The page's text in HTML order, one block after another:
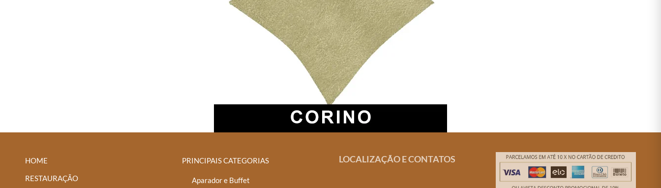
HOME
RESTAURAÇÃO
PRINCIPAIS CATEGORIAS
Aparador e Buffet
LOCALIZAÇÃO E CONTATOS